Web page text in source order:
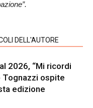
DELL'AUTORE
2026, “Mi ricordi
Tognazzi ospite
edizione